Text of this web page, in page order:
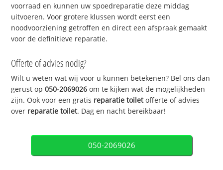
voorraad en kunnen uw spoedreparatie deze middag
uitvoeren. Voor grotere klussen wordt eerst een
noodvoorziening getroffen en direct een afspraak gemaakt
voor de definitieve reparatie.
Offerte of advies nodig?
Wilt u weten wat wij voor u kunnen betekenen? Bel ons dan
gerust op050-2069026 om te kijken wat de mogelijkheden
zijn. Ook voor een gratis reparatie toiletofferte of advies
over reparatie toilet. Dag en nacht bereikbaar!
050-2069026